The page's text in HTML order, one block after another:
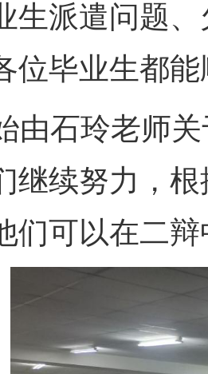
生派遣问题
位毕业生都
石玲老师关
继续努力，
们可以在二